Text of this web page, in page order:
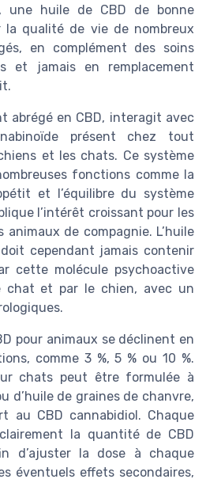
une huile de CBD de bonne
la qualité de vie de nombreux
en complément des soins
et jamais en remplacement
abrégé en CBD, interagit avec
présent chez tout
et les chats. Ce système
fonctions comme la
et l’équilibre du système
l’intérêt croissant pour les
animaux de compagnie. L’huile
cependant jamais contenir
cette molécule psychoactive
chat et par le chien, avec un
pour animaux se déclinent en
comme 3 %, 5 % ou 10 %.
chats peut être formulée à
d’huile de graines de chanvre,
au CBD cannabidiol. Chaque
la quantité de CBD
d’ajuster la dose à chaque
éventuels effets secondaires,